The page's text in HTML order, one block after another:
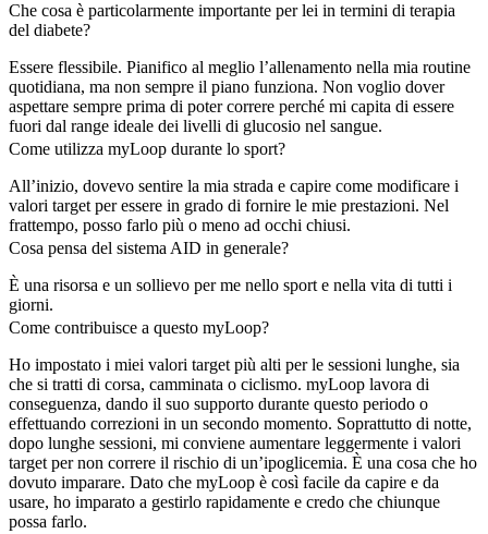
Che cosa è particolarmente importante per lei in termini di terapia
del diabete?
Essere flessibile. Pianifico al meglio l’allenamento nella mia routine
quotidiana, ma non sempre il piano funziona. Non voglio dover
aspettare sempre prima di poter correre perché mi capita di essere
fuori dal range ideale dei livelli di glucosio nel sangue.
Come utilizza myLoop durante lo sport?
All’inizio, dovevo sentire la mia strada e capire come modificare i
valori target per essere in grado di fornire le mie prestazioni. Nel
frattempo, posso farlo più o meno ad occhi chiusi.
Cosa pensa del sistema AID in generale?
È una risorsa e un sollievo per me nello sport e nella vita di tutti i
giorni.
Come contribuisce a questo myLoop?
Ho impostato i miei valori target più alti per le sessioni lunghe, sia
che si tratti di corsa, camminata o ciclismo. myLoop lavora di
conseguenza, dando il suo supporto durante questo periodo o
effettuando correzioni in un secondo momento. Soprattutto di notte,
dopo lunghe sessioni, mi conviene aumentare leggermente i valori
target per non correre il rischio di un’ipoglicemia. È una cosa che ho
dovuto imparare. Dato che myLoop è così facile da capire e da
usare, ho imparato a gestirlo rapidamente e credo che chiunque
possa farlo.